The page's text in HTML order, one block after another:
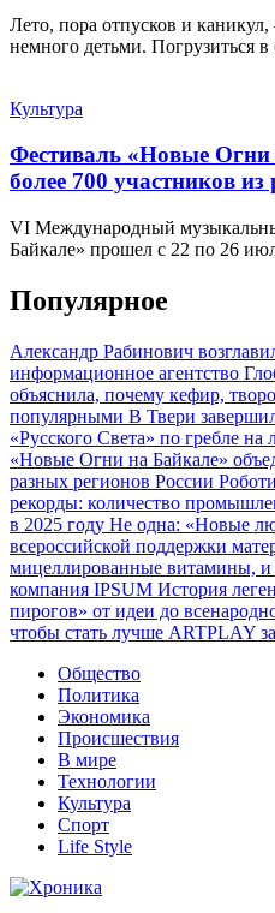
Лето, пора отпусков и каникул,
немного детьми. Погрузиться в
Культура
Фестиваль «Новые Огни
более 700 участников
VI Международный
Байкале» прошел с 22 по 26
Популярное
Александр Рабинович
информационное агентство
объяснила, почему кефир,
популярными В Твери
«Русского Света» по гребле на
«Новые Огни на Байкале»
разных регионов России
рекорды: количество
в 2025 году Не одна: «Новые
всероссийской поддержки
мицеллированные витамины, и
компания IPSUM История
пирогов» от идеи до
чтобы стать лучше ARTPLAY
Общество
Политика
Экономика
Происшествия
В мире
Технологии
Культура
Спорт
Life Style